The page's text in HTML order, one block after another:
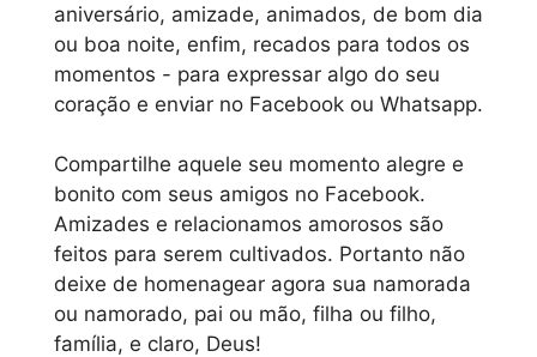
aniversário, amizade, animados, de bom dia
ou boa noite, enfim, recados para todos os
momentos - para expressar algo do seu
coração e enviar no Facebook ou Whatsapp.
Compartilhe aquele seu momento alegre e
bonito com seus amigos no Facebook.
Amizades e relacionamos amorosos são
feitos para serem cultivados. Portanto não
deixe de homenagear agora sua namorada
ou namorado, pai ou mão, filha ou filho,
família, e claro, Deus!